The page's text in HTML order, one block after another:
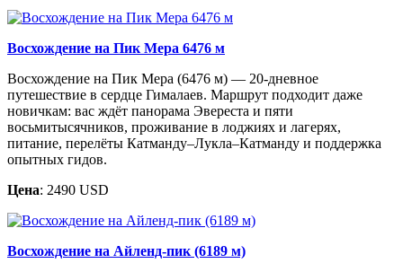
Восхождение на Пик Мера 6476 м
Восхождение на Пик Мера (6476 м) — 20-дневное
путешествие в сердце Гималаев. Маршрут подходит даже
новичкам: вас ждёт панорама Эвереста и пяти
восьмитысячников, проживание в лоджиях и лагерях,
питание, перелёты Катманду–Лукла–Катманду и поддержка
опытных гидов.
Цена: 2490 USD
Восхождение на Айленд-пик (6189 м)